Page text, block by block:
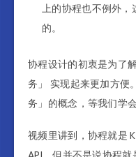
上的协程也不例外，
的。
协程设计的初衷是为了
务」 实现起来更加方便
务」的概念，等我们学
视频里讲到，协程就是